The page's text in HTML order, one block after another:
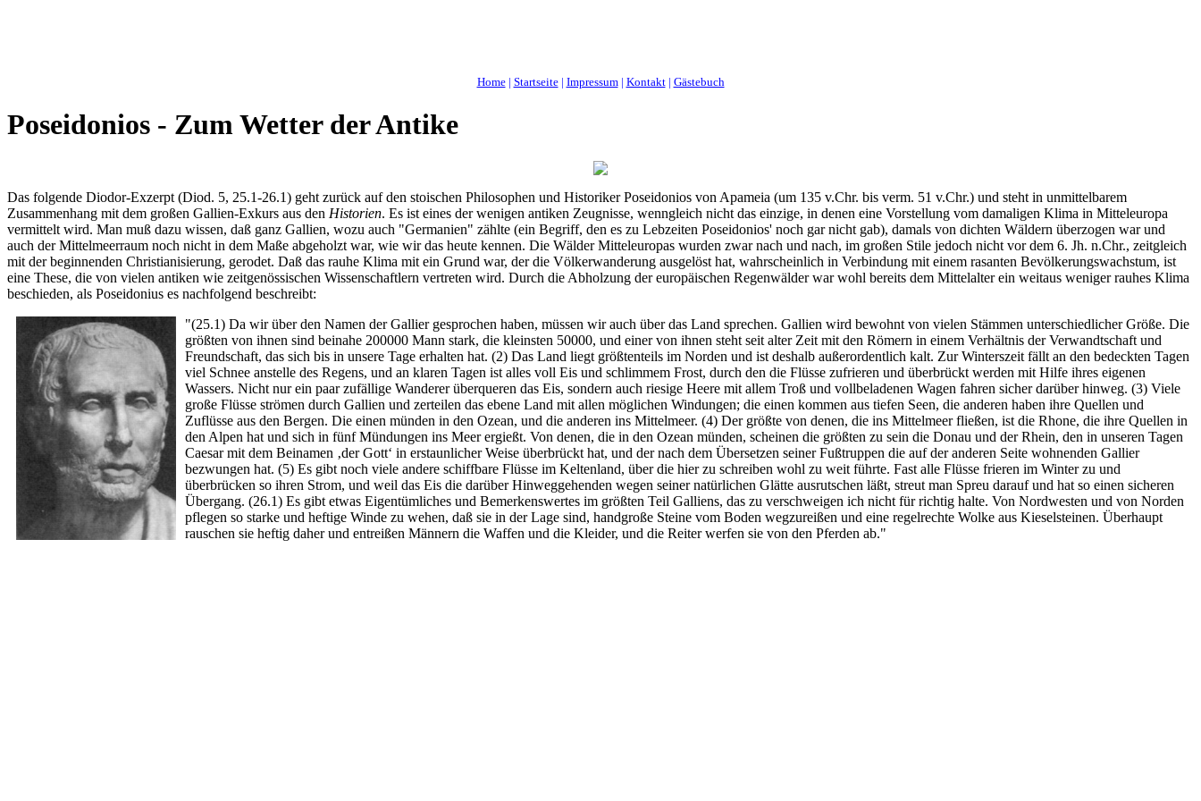
Home| Startseite| Impressum| Kontakt| Gästebuch
Poseidonios - Zum Wetter der Antike
Das folgende Diodor-Exzerpt (Diod. 5, 25.1-26.1) geht zurück auf den stoischen Philosophen und Historiker Poseidonios von Apameia (um 135 v.Chr. bis verm. 51 v.Chr.) und steht in unmittelbarem
Zusammenhang mit dem großen Gallien-Exkurs aus den Historien. Es ist eines der wenigen antiken Zeugnisse, wenngleich nicht das einzige, in denen eine Vorstellung vom damaligen Klima in Mitteleuropa
vermittelt wird. Man muß dazu wissen, daß ganz Gallien, wozu auch "Germanien" zählte (ein Begriff, den es zu Lebzeiten Poseidonios' noch gar nicht gab), damals von dichten Wäldern überzogen war und
auch der Mittelmeerraum noch nicht in dem Maße abgeholzt war, wie wir das heute kennen. Die Wälder Mitteleuropas wurden zwar nach und nach, im großen Stile jedoch nicht vor dem 6. Jh. n.Chr., zeitgleich
mit der beginnenden Christianisierung, gerodet. Daß das rauhe Klima mit ein Grund war, der die Völkerwanderung ausgelöst hat, wahrscheinlich in Verbindung mit einem rasanten Bevölkerungswachstum, ist
eine These, die von vielen antiken wie zeitgenössischen Wissenschaftlern vertreten wird. Durch die Abholzung der europäischen Regenwälder war wohl bereits dem Mittelalter ein weitaus weniger rauhes Klima
beschieden, als Poseidonius es nachfolgend beschreibt:
"(25.1) Da wir über den Namen der Gallier gesprochen haben, müssen wir auch über das Land sprechen. Gallien wird bewohnt von vielen Stämmen unterschiedlicher Größe. Die
größten von ihnen sind beinahe 200000 Mann stark, die kleinsten 50000, und einer von ihnen steht seit alter Zeit mit den Römern in einem Verhältnis der Verwandtschaft und
Freundschaft, das sich bis in unsere Tage erhalten hat. (2) Das Land liegt größtenteils im Norden und ist deshalb außerordentlich kalt. Zur Winterszeit fällt an den bedeckten Tagen
viel Schnee anstelle des Regens, und an klaren Tagen ist alles voll Eis und schlimmem Frost, durch den die Flüsse zufrieren und überbrückt werden mit Hilfe ihres eigenen
Wassers. Nicht nur ein paar zufällige Wanderer überqueren das Eis, sondern auch riesige Heere mit allem Troß und vollbeladenen Wagen fahren sicher darüber hinweg. (3) Viele
große Flüsse strömen durch Gallien und zerteilen das ebene Land mit allen möglichen Windungen; die einen kommen aus tiefen Seen, die anderen haben ihre Quellen und
Zuflüsse aus den Bergen. Die einen münden in den Ozean, und die anderen ins Mittelmeer. (4) Der größte von denen, die ins Mittelmeer fließen, ist die Rhone, die ihre Quellen in
den Alpen hat und sich in fünf Mündungen ins Meer ergießt. Von denen, die in den Ozean münden, scheinen die größten zu sein die Donau und der Rhein, den in unseren Tagen
Caesar mit dem Beinamen ‚der Gott‘ in erstaunlicher Weise überbrückt hat, und der nach dem Übersetzen seiner Fußtruppen die auf der anderen Seite wohnenden Gallier
bezwungen hat. (5) Es gibt noch viele andere schiffbare Flüsse im Keltenland, über die hier zu schreiben wohl zu weit führte. Fast alle Flüsse frieren im Winter zu und
überbrücken so ihren Strom, und weil das Eis die darüber Hinweggehenden wegen seiner natürlichen Glätte ausrutschen läßt, streut man Spreu darauf und hat so einen sicheren
Übergang. (26.1) Es gibt etwas Eigentümliches und Bemerkenswertes im größten Teil Galliens, das zu verschweigen ich nicht für richtig halte. Von Nordwesten und von Norden
pflegen so starke und heftige Winde zu wehen, daß sie in der Lage sind, handgroße Steine vom Boden wegzureißen und eine regelrechte Wolke aus Kieselsteinen. Überhaupt
rauschen sie heftig daher und entreißen Männern die Waffen und die Kleider, und die Reiter werfen sie von den Pferden ab."